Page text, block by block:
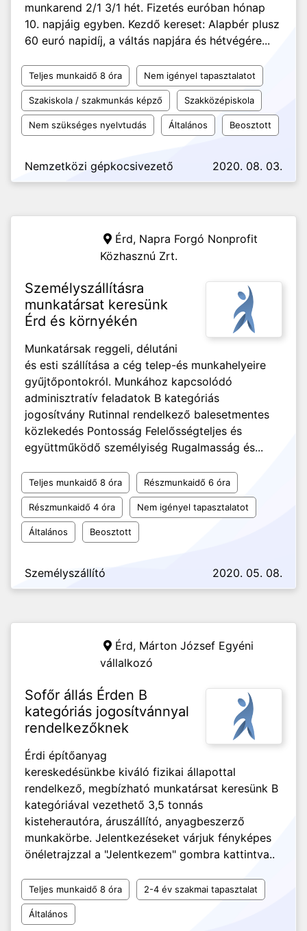
munkarend 2/1 3/1 hét. Fizetés euróban hónap
10. napjáig egyben. Kezdő kereset: Alapbér plusz
60 euró napidíj, a váltás napjára és hétvégére...
Teljes munkaidő 8 óra Nem igényel tapasztalatot
Szakiskola / szakmunkás képző Szakközépiskola
Nem szükséges nyelvtudás Általános Beosztott
Nemzetközi gépkocsivezető 2020. 08. 03.
Érd, Napra Forgó Nonprofit
Közhasznú Zrt.
Személyszállításra
munkatársat keresünk
Érd és környékén
Munkatársak reggeli, délutáni
és esti szállítása a cég telep-és munkahelyeire
gyűjtőpontokról. Munkához kapcsolódó
adminisztratív feladatok B kategóriás
jogosítvány Rutinnal rendelkező balesetmentes
közlekedés Pontosság Felelősségteljes és
együttműködő személyiség Rugalmasság és...
Teljes munkaidő 8 óra Részmunkaidő 6 óra
Részmunkaidő 4 óra Nem igényel tapasztalatot
Általános Beosztott
Személyszállító 2020. 05. 08.
Érd, Márton József Egyéni
vállalkozó
Sofőr állás Érden B
kategóriás jogosítvánnyal
rendelkezőknek
Érdi építőanyag
kereskedésünkbe kiváló fizikai állapottal
rendelkező, megbízható munkatársat keresünk B
kategóriával vezethető 3,5 tonnás
kisteherautóra, áruszállító, anyagbeszerző
munkakörbe. Jelentkezéseket várjuk fényképes
önéletrajzzal a "Jelentkezem" gombra kattintva..
Teljes munkaidő 8 óra 2-4 év szakmai tapasztalat
Általános